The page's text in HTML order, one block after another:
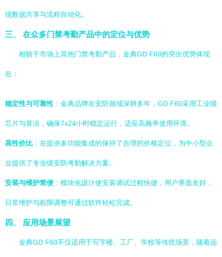
现数据共享与流程自动化。
三、 在众多门禁考勤产品中的定位与优势
相较于市场上其他门禁考勤产品，金典GD F60的突出优势体现
在：
稳定性与可靠性 ：金典品牌在安防领域深耕多年，GD F60采用工业级
芯片与算法，确保7x24小时稳定运行，适应高频率使用环境。
高性价比 ：在提供多功能集成的保持了合理的价格定位，为中小型企
业提供了专业级安防考勤解决方案。
安装与维护简便 ：模块化设计使安装调试过程快捷，用户界面友好，
日常维护与权限调整可通过软件轻松完成。
四、 应用场景展望
金典GD F60不仅适用于写字楼、工厂、学校等传统场景，随着远